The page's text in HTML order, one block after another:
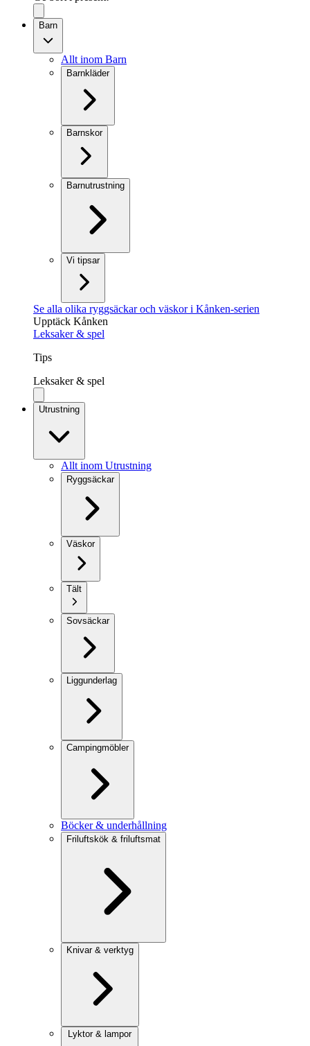
Barn
Allt inom Barn
Barnkläder
Barnskor
Barnutrustning
Vi tipsar
Se alla olika ryggsäckar och väskor i Kånken-serien
Upptäck Kånken
Leksaker & spel
Tips
Leksaker & spel
Utrustning
Allt inom Utrustning
Ryggsäckar
Väskor
Tält
Sovsäckar
Liggunderlag
Campingmöbler
Böcker & underhållning
Friluftskök & friluftsmat
Knivar & verktyg
Lyktor & lampor